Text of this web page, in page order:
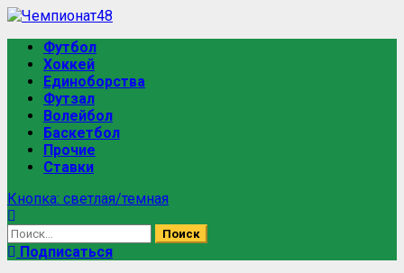
Футбол
Хоккей
Единоборства
Футзал
Волейбол
Баскетбол
Прочие
Ставки
Кнопка: светлая/темная
Подписаться